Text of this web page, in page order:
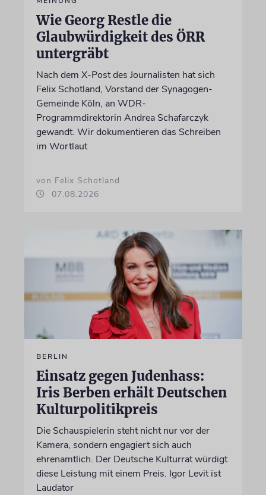
Wie Georg Restle die
Glaubwürdigkeit des ÖRR
untergräbt
Nach dem X-Post des Journalisten hat sich
Felix Schotland, Vorstand der Synagogen-
Gemeinde Köln, an WDR-
Programmdirektorin Andrea Schafarczyk
gewandt. Wir dokumentieren das Schreiben
im Wortlaut
von Felix Schotland
07.08.2026
BERLIN
Einsatz gegen Judenhass:
Iris Berben erhält Deutschen
Kulturpolitikpreis
Die Schauspielerin steht nicht nur vor der
Kamera, sondern engagiert sich auch
ehrenamtlich. Der Deutsche Kulturrat würdigt
diese Leistung mit einem Preis. Igor Levit ist
Laudator